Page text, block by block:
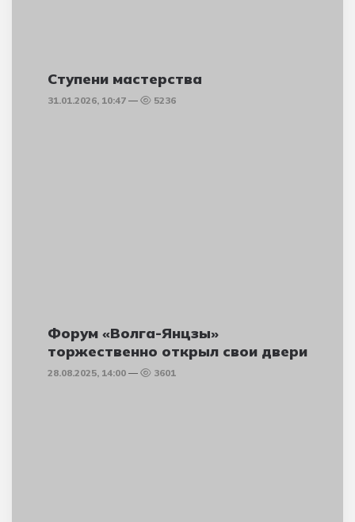
Ступени мастерства
31.01.2026, 10:47 5236
Форум «Волга-Янцзы»
торжественно открыл свои двери
28.08.2025, 14:00 3601